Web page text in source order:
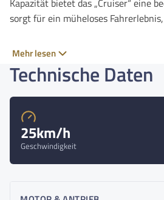
Kapazität bietet das „Cruiser“ eine
sorgt für ein müheloses
mit einem Gewicht von nur
Ergonomie sorgen für optimalen
DasE-Bike„Cruiser“ verkörpert die
Kombination aus leistungsstarker
Pendler, Freizeitfahrer und alle, die
Erlebe jetzt die Freiheit auf zwei
nachhaltig. Starte in eine neue
Highlights
Mehr lesen
Technische Daten
25km/h
Geschwindigkeit